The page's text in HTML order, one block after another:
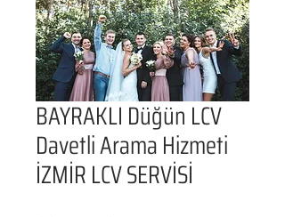
BAYRAKLI Düğün LCV
Davetli Arama Hizmeti
İZMİR LCV SERVİSİ